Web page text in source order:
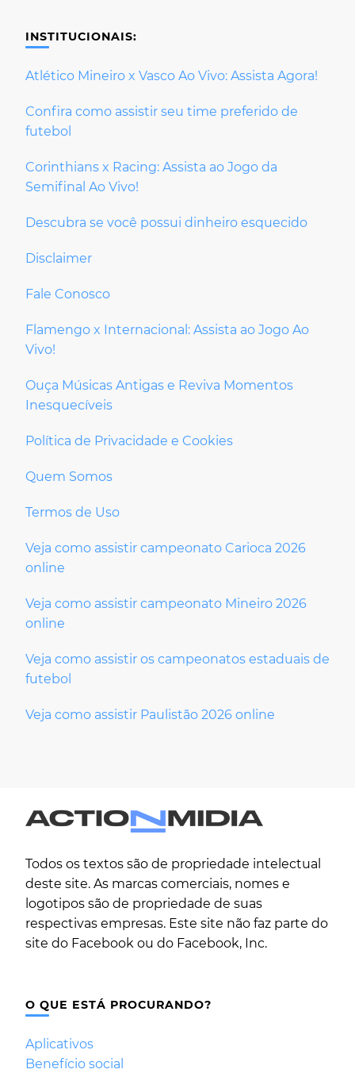
INSTITUCIONAIS:
Atlético Mineiro x Vasco Ao Vivo: Assista Agora!
Confira como assistir seu time preferido de
futebol
Corinthians x Racing: Assista ao Jogo da
Semifinal Ao Vivo!
Descubra se você possui dinheiro esquecido
Disclaimer
Fale Conosco
Flamengo x Internacional: Assista ao Jogo Ao
Vivo!
Ouça Músicas Antigas e Reviva Momentos
Inesquecíveis
Política de Privacidade e Cookies
Quem Somos
Termos de Uso
Veja como assistir campeonato Carioca 2026
online
Veja como assistir campeonato Mineiro 2026
online
Veja como assistir os campeonatos estaduais de
futebol
Veja como assistir Paulistão 2026 online
Todos os textos são de propriedade intelectual
deste site. As marcas comerciais, nomes e
logotipos são de propriedade de suas
respectivas empresas. Este site não faz parte do
site do Facebook ou do Facebook, Inc.
O QUE ESTÁ PROCURANDO?
Aplicativos
Benefício social